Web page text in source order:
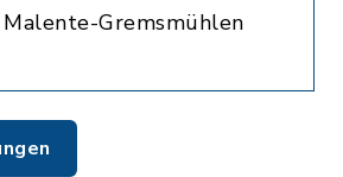
Gremsmühlen